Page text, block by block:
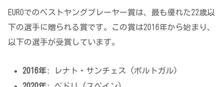
EUROでのベストヤングプレーヤー賞は、最も優れた22歳以
下の選手に贈られる賞です。この賞は2016年から始まり、
以下の選手が受賞しています。
2016年: レナト・サンチェス (ポルトガル)